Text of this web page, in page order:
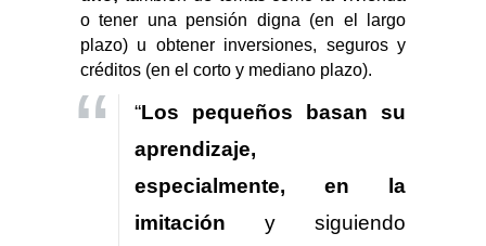
o tener una pensión digna (en el largo
plazo) u obtener inversiones, seguros y
créditos (en el corto y mediano plazo).
“Los pequeños basan su
aprendizaje,
especialmente, en la
imitación y siguiendo